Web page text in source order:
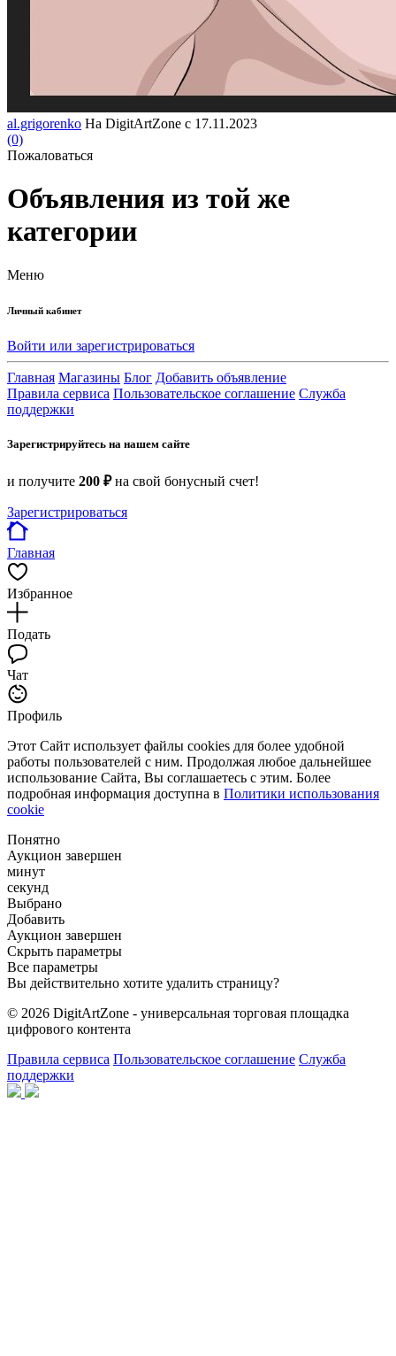
al.grigorenko На DigitArtZone с 17.11.2023
(0)
Пожаловаться
Объявления из той же
категории
Меню
Личный кабинет
Войти или зарегистрироваться
Главная Магазины Блог Добавить объявление
Правила сервиса Пользовательское соглашение Служба
поддержки
Зарегистрируйтесь на нашем сайте
и получите 200 ₽на свой бонусный счет!
Зарегистрироваться
Главная
Избранное
Подать
Чат
Профиль
Этот Сайт использует файлы cookies для более удобной
работы пользователей с ним. Продолжая любое дальнейшее
использование Сайта, Вы соглашаетесь с этим. Более
подробная информация доступна в Политики использования
cookie
Понятно
Аукцион завершен
минут
секунд
Выбрано
Добавить
Аукцион завершен
Скрыть параметры
Все параметры
Вы действительно хотите удалить страницу?
© 2026 DigitArtZone - универсальная торговая площадка
цифрового контента
Правила сервиса Пользовательское соглашение Служба
поддержки